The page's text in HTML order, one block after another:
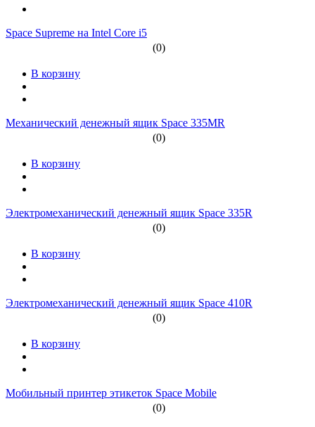
Space Supreme на Intel Core i5
(0)
В корзину
Механический денежный ящик Space 335MR
(0)
В корзину
Электромеханический денежный ящик Space 335R
(0)
В корзину
Электромеханический денежный ящик Space 410R
(0)
В корзину
Мобильный принтер этикеток Space Mobile
(0)